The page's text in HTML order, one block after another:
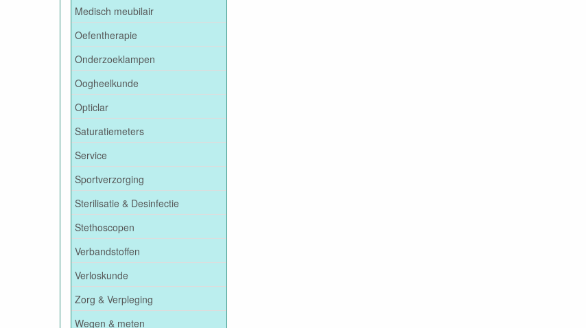
Medisch meubilair
Oefentherapie
Onderzoeklampen
Oogheelkunde
Opticlar
Saturatiemeters
Service
Sportverzorging
Sterilisatie & Desinfectie
Stethoscopen
Verbandstoffen
Verloskunde
Zorg & Verpleging
Wegen & meten